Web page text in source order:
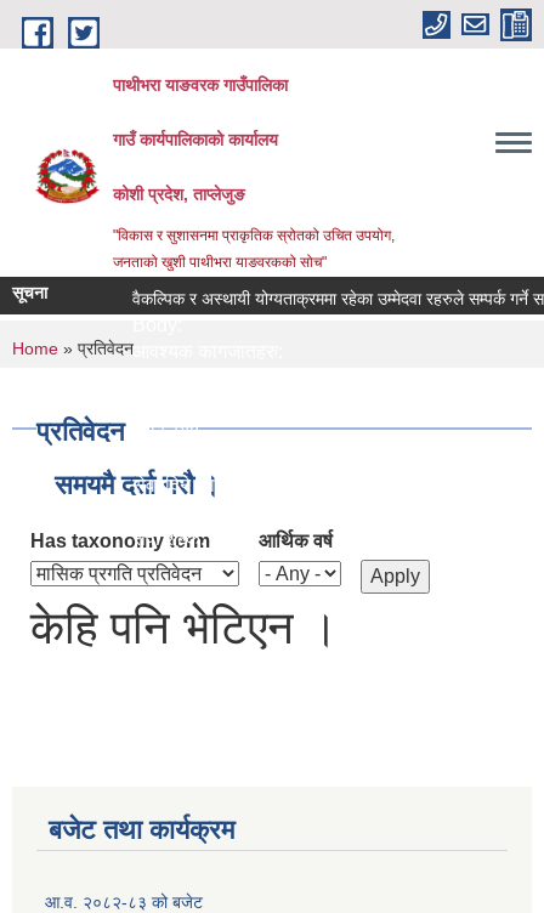
Skip to main content
पाथीभरा याङवरक गाउँपालिका
गाउँ कार्यपालिकाको कार्यालय
कोशी प्रदेश, ताप्लेजुङ
"विकास र सुशासनमा प्राकृतिक स्रोतको उचित उपयोग,
जनताको खुशी पाथीभरा याङवरकको सोच"
सूचना वैकल्पिक र अस्थायी योग्यताक्रममा रहेका उम्मेदवा रहरुले सम्पर्क गर्ने
आवश्यक कागजातहरु:
प्रक्रिया:
सेवा दिने कार्यालय:
सेवा शुल्क:
You are here
Home » प्रतिवेदन
प्रतिवेदन
समयमै दर्ता गरौ ।
Has taxonomy term आर्थिक वर्ष
केहि पनि भेटिएन ।
बजेट तथा कार्यक्रम
आ.व. २०८२-८३ को बजेट